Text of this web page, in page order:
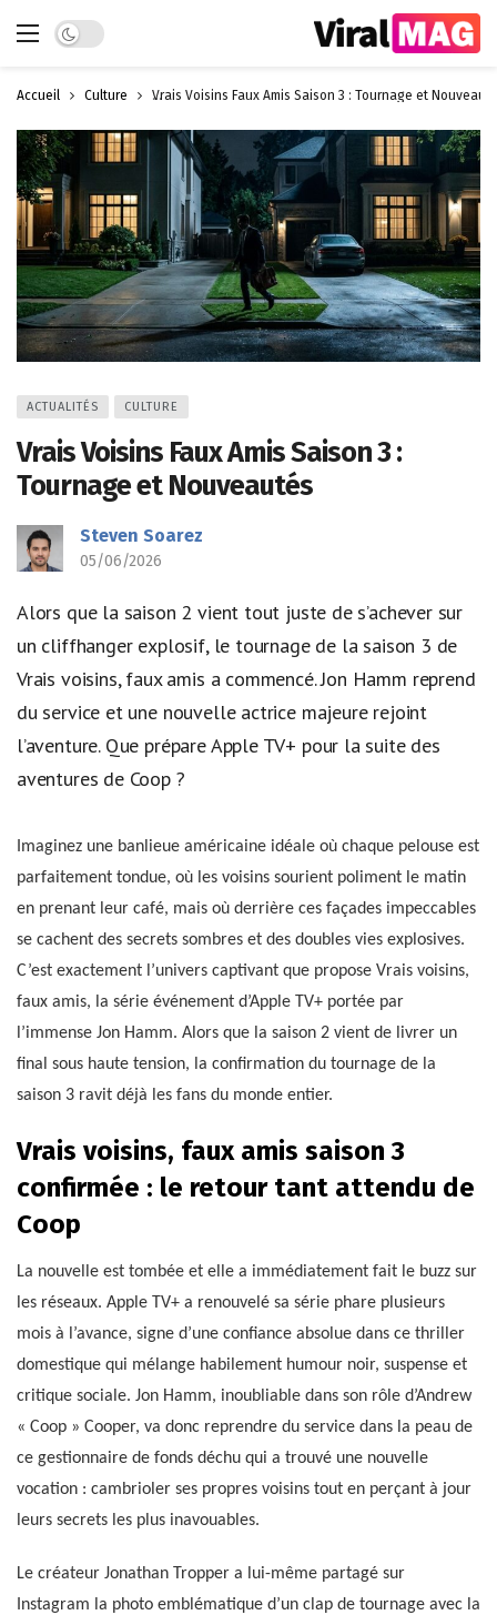
Dark mode
Accueil Culture Vrais Voisins Faux Amis Saison 3 : Tournage et
ACTUALITÉS CULTURE
Vrais Voisins Faux Amis Saison 3 :
Tournage et Nouveautés
Steven Soarez
05/06/2026
Alors que la saison 2 vient tout juste de s’achever sur
un cliffhanger explosif, le tournage de la saison 3 de
Vrais voisins, faux amis a commencé. Jon Hamm reprend
du service et une nouvelle actrice majeure rejoint
l’aventure. Que prépare Apple TV+ pour la suite des
aventures de Coop ?
Imaginez une banlieue américaine idéale où chaque pelouse est
parfaitement tondue, où les voisins sourient poliment le matin
en prenant leur café, mais où derrière ces façades impeccables
se cachent des secrets sombres et des doubles vies explosives.
C’est exactement l’univers captivant que propose Vrais voisins,
faux amis, la série événement d’Apple TV+ portée par
l’immense Jon Hamm. Alors que la saison 2 vient de livrer un
final sous haute tension, la confirmation du tournage de la
saison 3 ravit déjà les fans du monde entier.
Vrais voisins, faux amis saison 3
confirmée : le retour tant attendu de
Coop
La nouvelle est tombée et elle a immédiatement fait le buzz sur
les réseaux. Apple TV+ a renouvelé sa série phare plusieurs
mois à l’avance, signe d’une confiance absolue dans ce thriller
domestique qui mélange habilement humour noir, suspense et
critique sociale. Jon Hamm, inoubliable dans son rôle d’Andrew
« Coop » Cooper, va donc reprendre du service dans la peau de
ce gestionnaire de fonds déchu qui a trouvé une nouvelle
vocation : cambrioler ses propres voisins tout en perçant à jour
leurs secrets les plus inavouables.
Le créateur Jonathan Tropper a lui-même partagé sur
Instagram la photo emblématique d’un clap de tournage avec la